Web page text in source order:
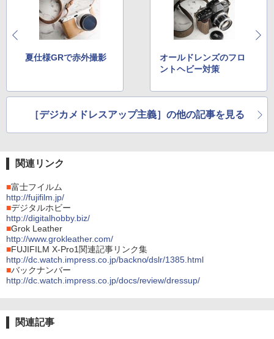
夏仕様GRで赤外撮影
オールドレンズのフロ
ントヘビー対策
［デジカメドレスアップ主義］の他の記事を見る
関連リンク
■富士フイルム
http://fujifilm.jp/
■デジタルホビー
http://digitalhobby.biz/
■Grok Leather
http://www.grokleather.com/
■FUJIFILM X-Pro1関連記事リンク集
http://dc.watch.impress.co.jp/backno/dslr/1385.html
■バックナンバー
http://dc.watch.impress.co.jp/docs/review/dressup/
関連記事